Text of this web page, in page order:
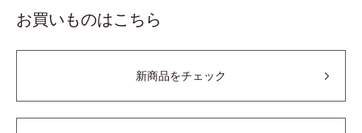
お買いものはこちら
新商品をチェック